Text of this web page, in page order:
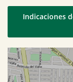
Indicaciones